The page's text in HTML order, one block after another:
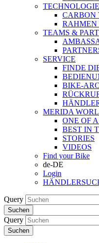
TECHNOLOGIE
CARBON
RAHMEN
TEAMS &
SERVICE
FINDE
BIKE-
MERIDA
ONE OF
BEST IN
STORIES
VIDEOS
Find your Bike
de-DE
Login
Query
Suchen
Query
Suchen